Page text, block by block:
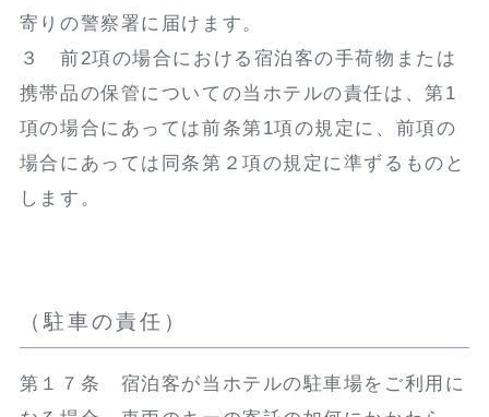
寄りの警察署に届けます。
３ 前2項の場合における宿泊客の手荷物または
携帯品の保管についての当ホテルの責任は、第1
項の場合にあっては前条第1項の規定に、前項の
場合にあっては同条第２項の規定に準ずるものと
します。
（駐車の責任）
第１７条 宿泊客が当ホテルの駐車場をご利用に